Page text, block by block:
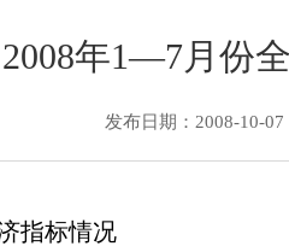
2008年1—7月份
发布日期：2008-10-07
指标情况